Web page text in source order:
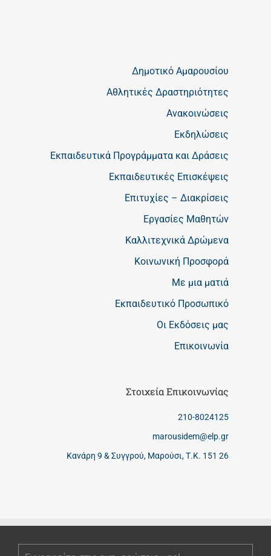
Δημοτικό Αμαρουσίου
Αθλητικές Δραστηριότητες
Ανακοινώσεις
Εκδηλώσεις
Εκπαιδευτικά Προγράμματα και Δράσεις
Εκπαιδευτικές Επισκέψεις
Επιτυχίες – Διακρίσεις
Εργασίες Μαθητών
Καλλιτεχνικά Δρώμενα
Κοινωνική Προσφορά
Με μια ματιά
Εκπαιδευτικό Προσωπικό
Οι Εκδόσεις μας
Επικοινωνία
Στοιχεία Επικοινωνίας
210-8024125
marousidem@elp.gr
Κανάρη 9 & Συγγρού, Μαρούσι, Τ.Κ. 151 26